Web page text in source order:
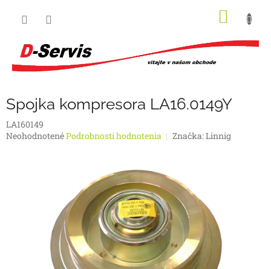
Spojka kompresora LA16.0149Y
LA160149
Priemerné
NeohodnotenéPodrobnosti hodnotenia Značka:Linnig